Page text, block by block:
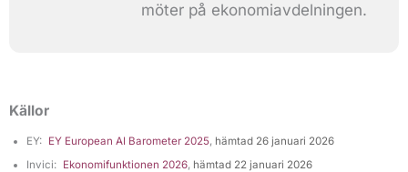
möter på ekonomiavdelningen.
Källor
EY: EY European AI Barometer 2025, hämtad 26 januari 2026
Invici: Ekonomifunktionen 2026, hämtad 22 januari 2026